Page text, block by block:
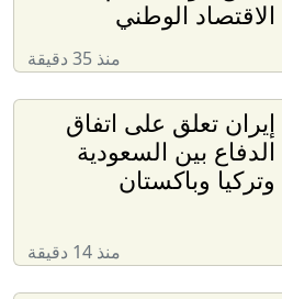
الاقتصاد الوطني
منذ 35 دقيقة
إيران تعلق على اتفاق
الدفاع بين السعودية
وتركيا وباكستان
منذ 14 دقيقة